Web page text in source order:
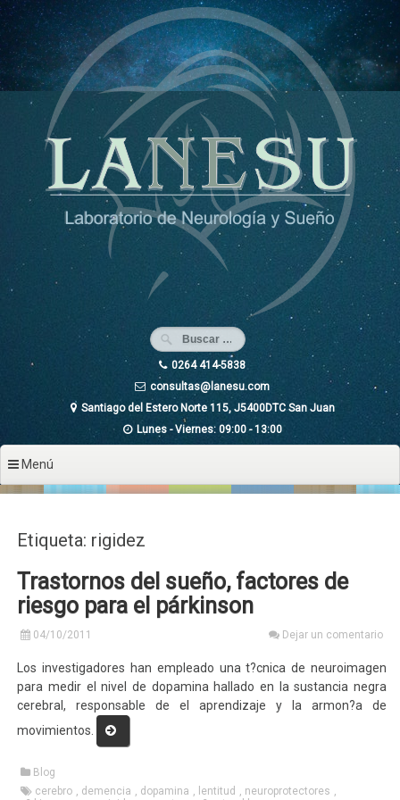
Ir
al
contenido
0264 414-5838
consultas@lanesu.com
Santiago del Estero Norte 115, J5400DTC San Juan
Lunes - Viernes: 09:00 - 13:00
Menú
Etiqueta: rigidez
Trastornos del sueño, factores de
riesgo para el párkinson
04/10/2011 Dejar un comentario
Los investigadores han empleado una t?cnica de neuroimagen
para medir el nivel de dopamina hallado en la sustancia negra
cerebral, responsable de el aprendizaje y la armon?a de
movimientos.
«Trastornos
del
factores
Blog
cerebro , demencia , dopamina , lentitud , neuroprotectores ,